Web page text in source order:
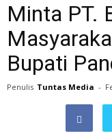
Minta PT.
Bupati
Penulis Tuntas Media -